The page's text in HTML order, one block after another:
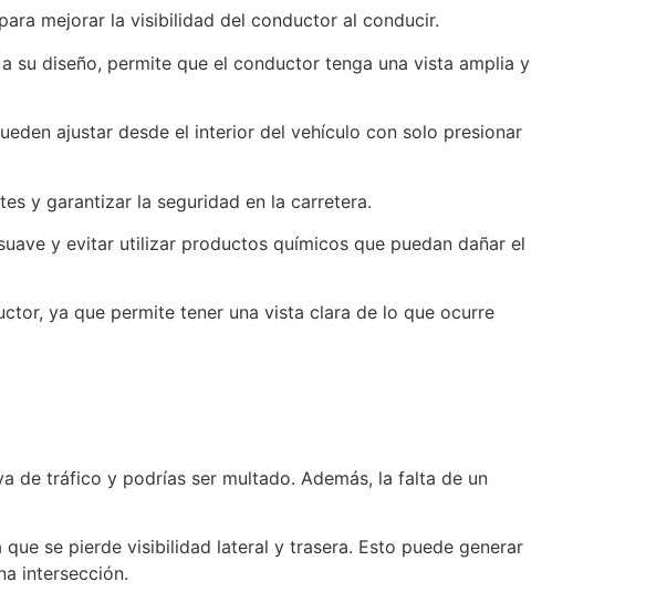
mejorar la visibilidad del conductor al conducir.
su diseño, permite que el conductor tenga una vista amplia y
ajustar desde el interior del vehículo con solo presionar
y garantizar la seguridad en la carretera.
y evitar utilizar productos químicos que puedan dañar el
ya que permite tener una vista clara de lo que ocurre
de tráfico y podrías ser multado. Además, la falta de un
se pierde visibilidad lateral y trasera. Esto puede generar
intersección.